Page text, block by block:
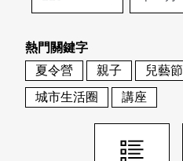
地圖搜尋
關於我們
刊物索取地點
會員基本資料
刊登活動
網站導覽
日本語
熱門關鍵字
夏令營
親子 兒藝節
城市生活圈
講座